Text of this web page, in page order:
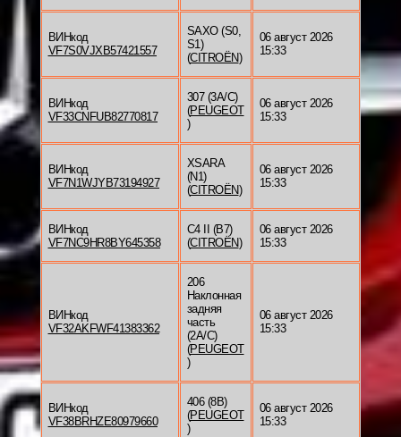
ВИНкод
VF7S0VJXB57421557
SAXO (S0,
S1)
(CITROËN)
06 август 2026
15:33
ВИНкод
VF33CNFUB82770817
307 (3A/C)
(PEUGEOT
)
06 август 2026
15:33
ВИНкод
VF7N1WJYB73194927
XSARA
(N1)
(CITROËN)
06 август 2026
15:33
ВИНкод
VF7NC9HR8BY645358
C4 II (B7)
(CITROËN)
06 август 2026
15:33
ВИНкод
VF32AKFWF41383362
206
Наклонная
задняя
часть
(2A/C)
(PEUGEOT
)
06 август 2026
15:33
ВИНкод
VF38BRHZE80979660
406 (8B)
(PEUGEOT
)
06 август 2026
15:33